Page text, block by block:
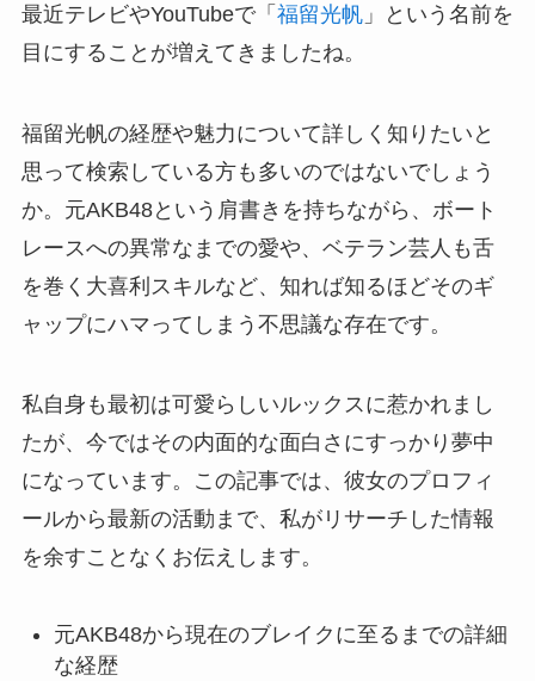
最近テレビやYouTubeで「 福留光帆」という名前を
目にすることが増えてきましたね。
福留光帆の経歴や魅力について詳しく知りたいと
思って検索している方も多いのではないでしょう
か。元AKB48という肩書きを持ちながら、ボート
レースへの異常なまでの愛や、ベテラン芸人も舌
を巻く大喜利スキルなど、知れば知るほどそのギ
ャップにハマってしまう不思議な存在です。
私自身も最初は可愛らしいルックスに惹かれまし
たが、今ではその内面的な面白さにすっかり夢中
になっています。この記事では、彼女のプロフィ
ールから最新の活動まで、私がリサーチした情報
を余すことなくお伝えします。
元AKB48から現在のブレイクに至るまでの詳細
な経歴